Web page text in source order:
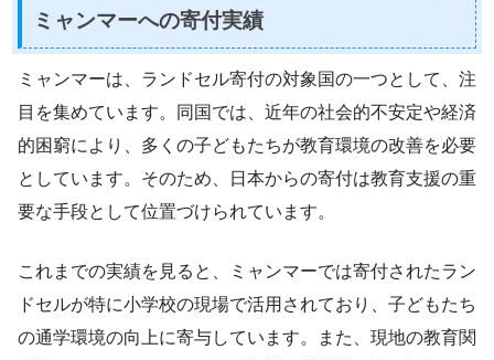
ミャンマーへの寄付実績
ミャンマーは、ランドセル寄付の対象国の一つとして、注
目を集めています。同国では、近年の社会的不安定や経済
的困窮により、多くの子どもたちが教育環境の改善を必要
としています。そのため、日本からの寄付は教育支援の重
要な手段として位置づけられています。
これまでの実績を見ると、ミャンマーでは寄付されたラン
ドセルが特に小学校の現場で活用されており、子どもたち
の通学環境の向上に寄与しています。また、現地の教育関